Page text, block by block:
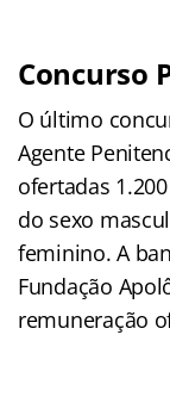
Concurso
O último
Agente
ofertadas
do sexo
feminino. A
Fundação
remuneração